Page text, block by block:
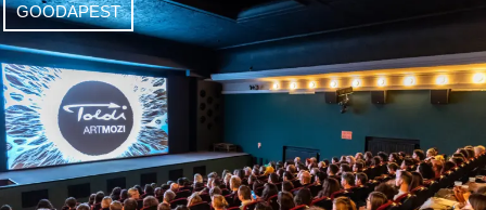
GOODAPEST